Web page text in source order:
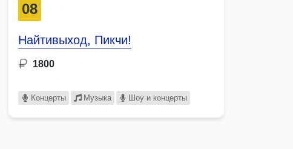
08
Найтивыход, Пикчи!
1800
Концерты Музыка Шоу и концерты